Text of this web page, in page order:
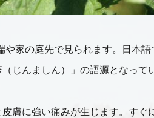
家の庭先で見られます。日本
じんましん）」の語源となって
膚に強い痛みが生じます。す